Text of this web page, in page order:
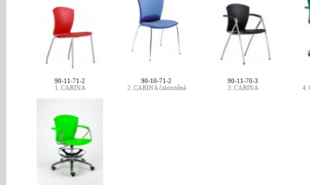
90-11-71-2
1. CARINA
90-10-71-2
2. CARINA čalouněná
90-11-70-3
3. CARINA
4.